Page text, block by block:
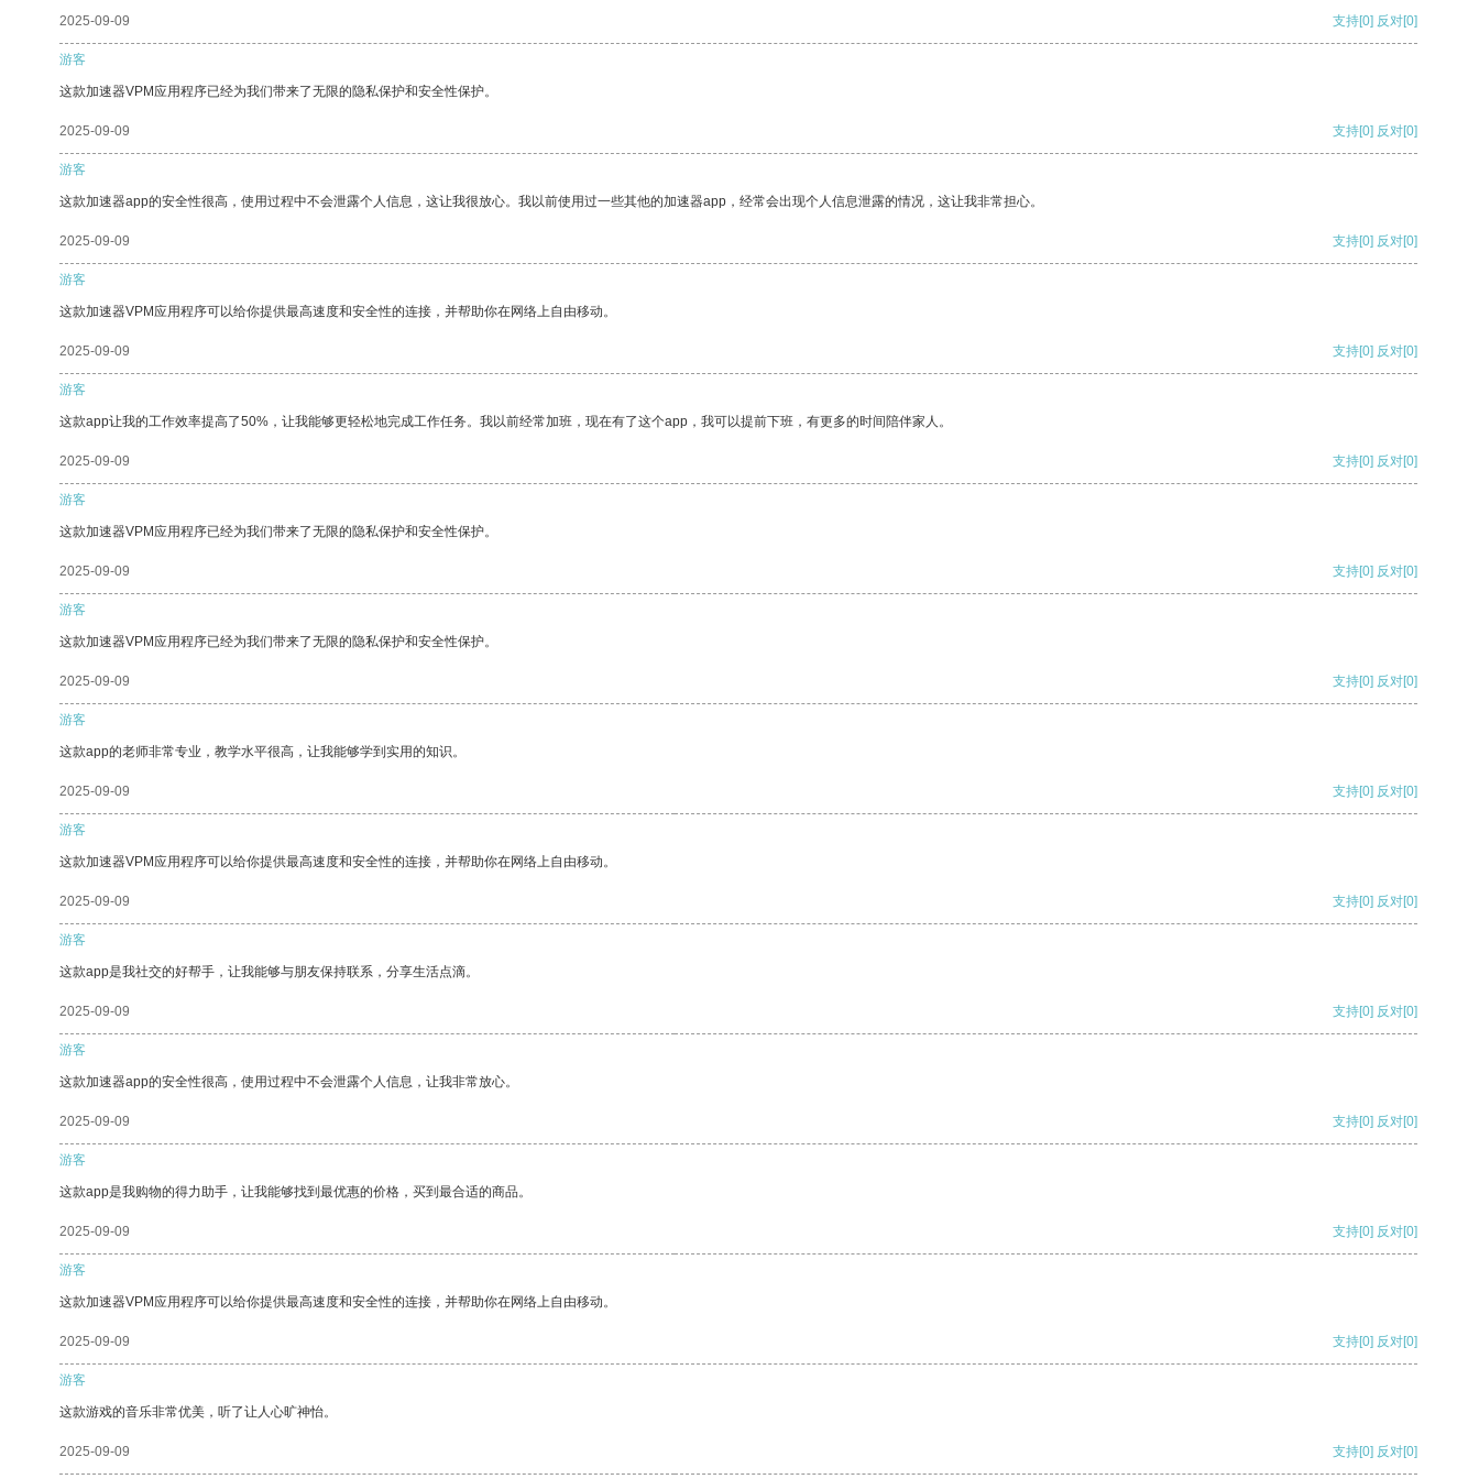
2025-09-09 支持[0] 反对[0]
游客
这款加速器VPM应用程序已经为我们带来了无限的隐私保护和安全性保护。
2025-09-09 支持[0] 反对[0]
游客
这款加速器app的安全性很高，使用过程中不会泄露个人信息，这让我很放心。我以前使用过一些其他的加速器app，经常会出现个人信息泄露的情况，这让我非常担心。
2025-09-09 支持[0] 反对[0]
游客
这款加速器VPM应用程序可以给你提供最高速度和安全性的连接，并帮助你在网络上自由移动。
2025-09-09 支持[0] 反对[0]
游客
这款app让我的工作效率提高了50%，让我能够更轻松地完成工作任务。我以前经常加班，现在有了这个app，我可以提前下班，有更多的时间陪伴家人。
2025-09-09 支持[0] 反对[0]
游客
这款加速器VPM应用程序已经为我们带来了无限的隐私保护和安全性保护。
2025-09-09 支持[0] 反对[0]
游客
这款加速器VPM应用程序已经为我们带来了无限的隐私保护和安全性保护。
2025-09-09 支持[0] 反对[0]
游客
这款app的老师非常专业，教学水平很高，让我能够学到实用的知识。
2025-09-09 支持[0] 反对[0]
游客
这款加速器VPM应用程序可以给你提供最高速度和安全性的连接，并帮助你在网络上自由移动。
2025-09-09 支持[0] 反对[0]
游客
这款app是我社交的好帮手，让我能够与朋友保持联系，分享生活点滴。
2025-09-09 支持[0] 反对[0]
游客
这款加速器app的安全性很高，使用过程中不会泄露个人信息，让我非常放心。
2025-09-09 支持[0] 反对[0]
游客
这款app是我购物的得力助手，让我能够找到最优惠的价格，买到最合适的商品。
2025-09-09 支持[0] 反对[0]
游客
这款加速器VPM应用程序可以给你提供最高速度和安全性的连接，并帮助你在网络上自由移动。
2025-09-09 支持[0] 反对[0]
游客
这款游戏的音乐非常优美，听了让人心旷神怡。
2025-09-09 支持[0] 反对[0]